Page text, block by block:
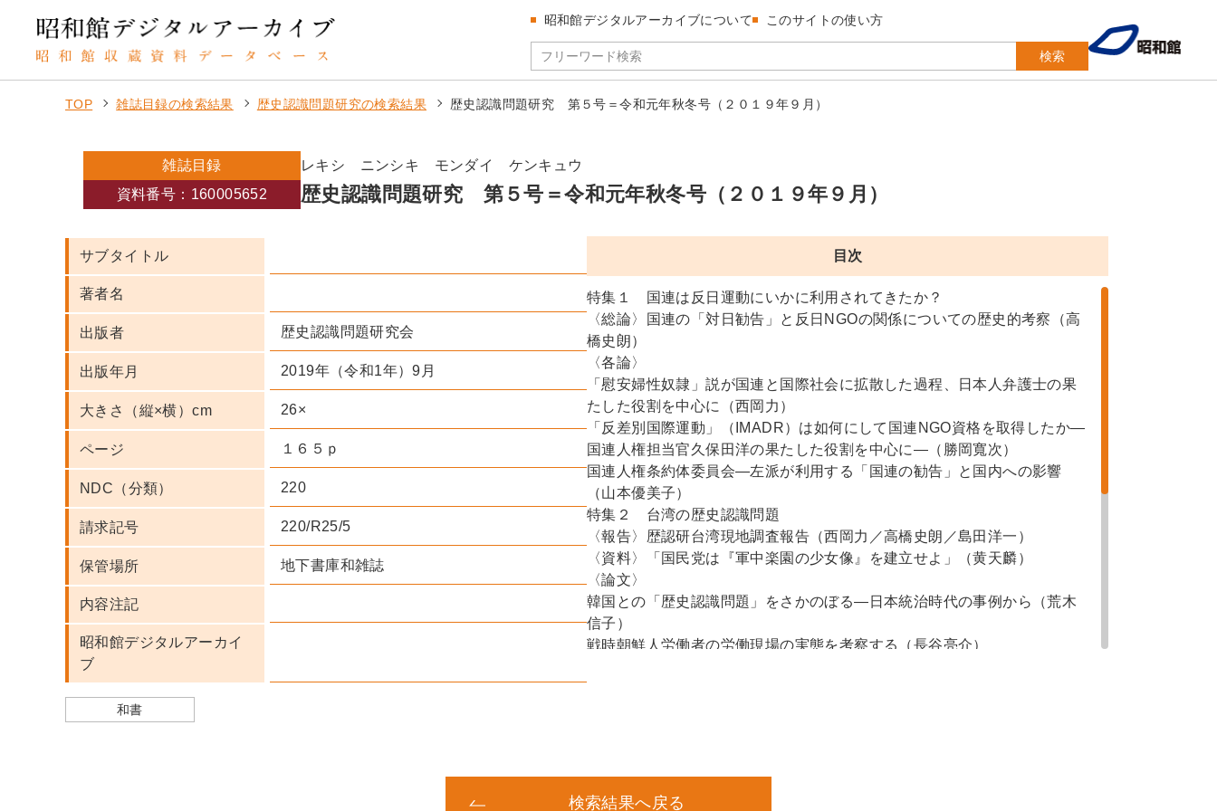
検索
昭和館デジタルアーカイブについて このサイトの使い方
TOP 雑誌目録の検索結果 歴史認識問題研究の検索結果 歴史認識問題研究 第５号＝令和元年秋冬号（２０１９年９月）
雑誌目録
レキシ ニンシキ モンダイ ケンキュウ
資料番号：160005652
歴史認識問題研究 第５号＝令和元年秋冬号（２０１９年９月）
サブタイトル
著者名
出版者 歴史認識問題研究会
出版年月 2019年（令和1年）9月
大きさ（縦×横）cm 26×
ページ １６５ｐ
NDC（分類） 220
請求記号 220/R25/5
保管場所 地下書庫和雑誌
内容注記
昭和館デジタルアーカイ
ブ
和書
目次
特集１ 国連は反日運動にいかに利用されてきたか？
〈総論〉国連の「対日勧告」と反日NGOの関係についての歴史的考察（高
橋史朗）
〈各論〉
「慰安婦性奴隷」説が国連と国際社会に拡散した過程、日本人弁護士の果
たした役割を中心に（西岡力）
「反差別国際運動」（IMADR）は如何にして国連NGO資格を取得したか―
国連人権担当官久保田洋の果たした役割を中心に―（勝岡寬次）
国連人権条約体委員会―左派が利用する「国連の勧告」と国内への影響
（山本優美子）
特集２ 台湾の歴史認識問題
〈報告〉歴認研台湾現地調査報告（西岡力／高橋史朗／島田洋一）
〈資料〉「国民党は『軍中楽園の少女像』を建立せよ」（黄天麟）
〈論文〉
韓国との「歴史認識問題」をさかのぼる―日本統治時代の事例から（荒木
信子）
戦時朝鮮人労働者の労働現場の実態を考察する（長谷亮介）
と「歴史戦」』（岡島実）
レイノルズ著『アメリカ―自由の帝国』（島田洋一）
検索結果へ戻る